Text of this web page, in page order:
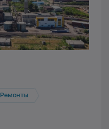
Ремонты